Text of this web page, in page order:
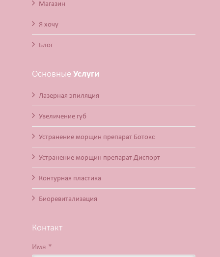
Магазин
Я хочу
Блог
Основные Услуги
Лазерная эпиляция
Увеличение губ
Устранение морщин препарат Ботокс
Устранение морщин препарат Диспорт
Контурная пластика
Биоревитализация
Контакт
Имя *